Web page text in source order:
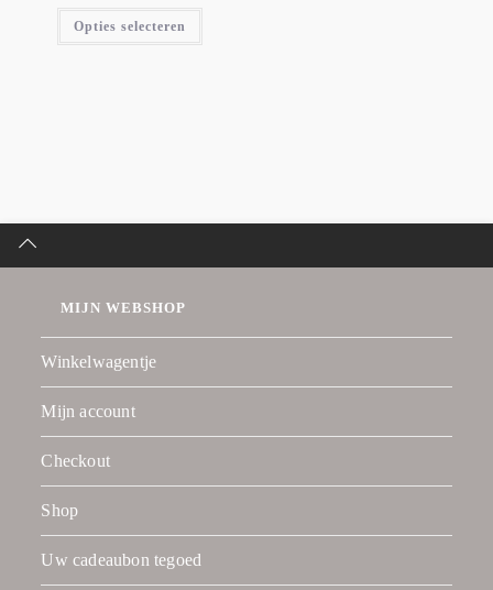
Opties selecteren
MIJN WEBSHOP
Winkelwagentje
Mijn account
Checkout
Shop
Uw cadeaubon tegoed